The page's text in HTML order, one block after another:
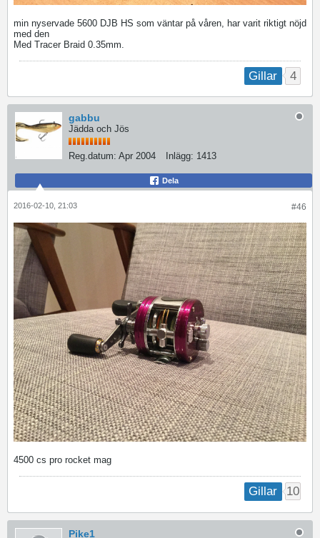
min nyservade 5600 DJB HS som väntar på våren, har varit riktigt nöjd
med den
Med Tracer Braid 0.35mm.
Gillar 4
gabbu
Jädda och Jös
Reg.datum: Apr 2004 Inlägg: 1413
Dela
#46
2016-02-10, 21:03
4500 cs pro rocket mag
Gillar 10
Pike1